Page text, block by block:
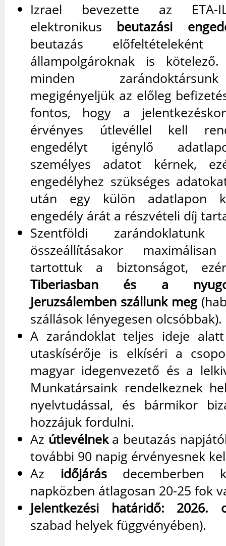
Izrael bevezette az ETA-
elektronikus beutazási
beutazás
állampolgároknak is
minden
megigényeljük az előleg
fontos, hogy a
érvényes útlevéllel kell
engedélyt igénylő
személyes adatot kérnek,
engedélyhez szükséges
után egy külön adatlapon
engedély árát a részvételi díj
Szentföldi zarándoklatunk
összeállításakor
tartottuk a biztonságot,
Tiberiasban és a
Jeruzsálemben szállunk meg
szállások lényegesen olcsóbbak).
A zarándoklat teljes ideje alatt
utaskísérője is elkíséri a
magyar idegenvezető és a
Munkatársaink rendelkeznek
nyelvtudással, és bármikor
hozzájuk fordulni.
Az útlevélneka beutazás
további 90 napig érvényesnek
Az időjárásdecemberben
napközben átlagosan 20-25 fok
Jelentkezési határidő: 2026.
szabad helyek függvényében).